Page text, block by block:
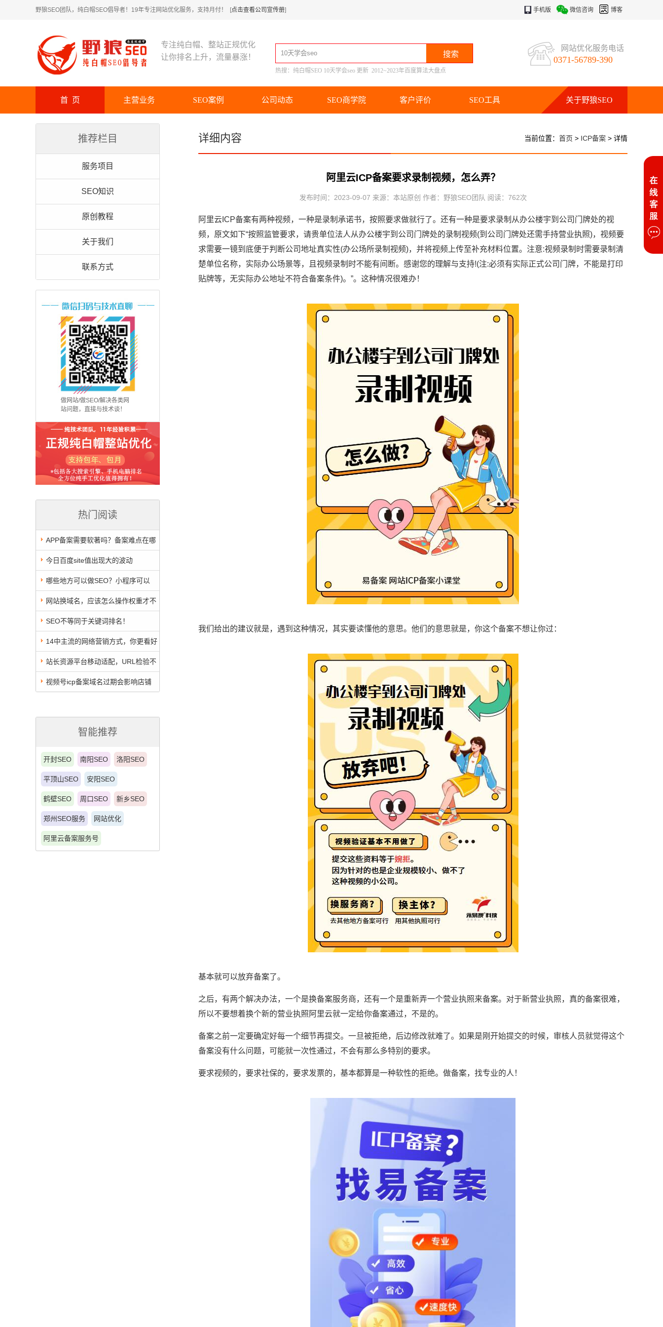
野狼SEO团队，纯白帽SEO倡导者！19年专注网站优化服务，支持月付！ [点击查看公司宣传册] 手机版 微信咨询 博客
专注纯白帽、整站正规优化
让你排名上升，流量暴涨！
热搜： 纯白帽SEO 10天学会seo 更新 2012~2023年百度算法大盘点
网站优化服务电话
0371-56789-390
首 页 主营业务 SEO案例 公司动态 SEO商学院 客户评价 SEO工具 关于野狼SEO
推荐栏目
服务项目
SEO知识
原创教程
关于我们
联系方式
做网站/做SEO/解决各类网
站问题，直接与技术谈！
热门阅读
APP备案需要软著吗？备案难点在哪
里 今日百度site值出现大的波动
哪些地方可以做SEO？小程序可以
吗？网站换域名，应该怎么操作权重才不
掉？SEO不等同于关键词排名！
14中主流的网络营销方式，你更看好
哪一个呢？
站长资源平台移动适配，URL检验不
通过，原来是这两个大坑导致的
视频号icp备案域名过期会影响店铺
智能推荐
开封SEO 南阳SEO 洛阳SEO
平顶山SEO 安阳SEO
鹤壁SEO 周口SEO 新乡SEO
郑州SEO服务 网站优化
阿里云备案服务号
详细内容 当前位置： 首页 > ICP备案 > 详情
阿里云ICP备案要求录制视频，怎么弄？
发布时间：2023-09-07 来源：本站原创 作者：野狼SEO团队 阅读： 762次
阿里云ICP备案有两种视频，一种是录制承诺书，按照要求做就行了。还有一种是要求录制从办公楼宇到公司门牌处的视
频，原文如下“按照监管要求，请贵单位法人从办公楼宇到公司门牌处的录制视频(到公司门牌处还需手持营业执照)，视频要
求需要一镜到底便于判断公司地址真实性(办公场所录制视频)，并将视频上传至补充材料位置。注意:视频录制时需要录制清
楚单位名称，实际办公场景等，且视频录制时不能有间断。感谢您的理解与支持!(注:必须有实际正式公司门牌，不能是打印
贴牌等，无实际办公地址不符合备案条件)。”。这种情况很难办！
我们给出的建议就是，遇到这种情况，其实要读懂他的意思。他们的意思就是，你这个备案不想让你过：
基本就可以放弃备案了。
之后，有两个解决办法，一个是换备案服务商，还有一个是重新弄一个营业执照来备案。对于新营业执照，真的备案很难，
所以不要想着换个新的营业执照阿里云就一定给你备案通过，不是的。
备案之前一定要确定好每一个细节再提交。一旦被拒绝，后边修改就难了。如果是刚开始提交的时候，审核人员就觉得这个
备案没有什么问题，可能就一次性通过，不会有那么多特别的要求。
要求视频的，要求社保的，要求发票的，基本都算是一种软性的拒绝。做备案，找专业的人！